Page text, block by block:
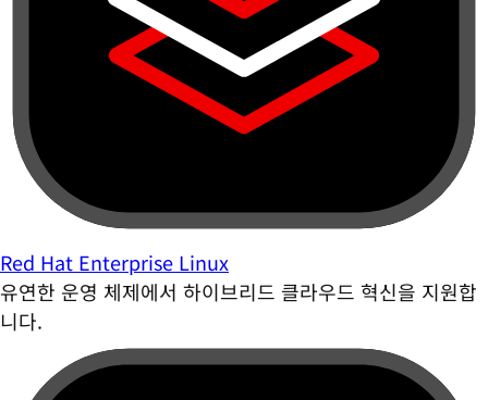
Red Hat Enterprise Linux
유연한 운영 체제에서 하이브리드 클라우드 혁신을 지원합
니다.